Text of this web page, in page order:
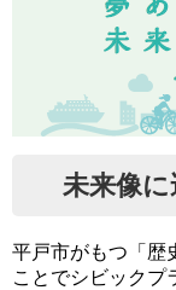
未来像
平戸市がもつ「歴
ことでシビックプ